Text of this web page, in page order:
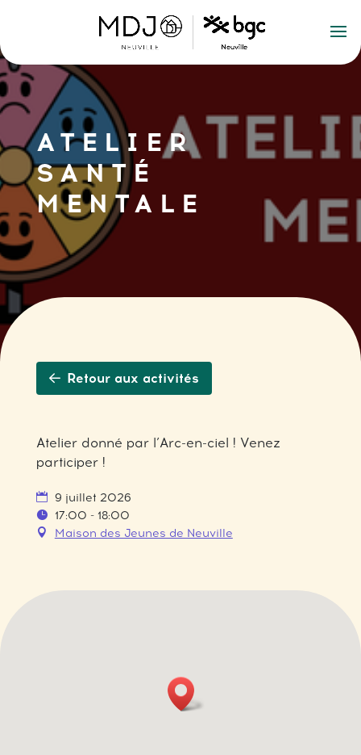
ATELIER
SANTÉ
MENTALE
Retour aux activités
Atelier donné par l’Arc-en-ciel ! Venez
participer !
9 juillet 2026
17:00 - 18:00
Maison des Jeunes de Neuville